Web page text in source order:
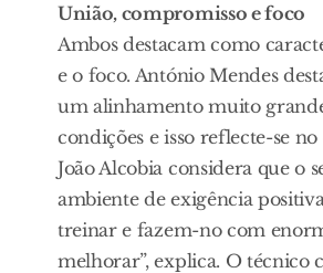
União, compromisso e foco
Ambos destacam como
e o foco. António Mendes
um alinhamento muito
condições e isso reflecte-se
João Alcobia considera que o
ambiente de exigência
treinar e fazem-no com
melhorar”, explica. O técnico